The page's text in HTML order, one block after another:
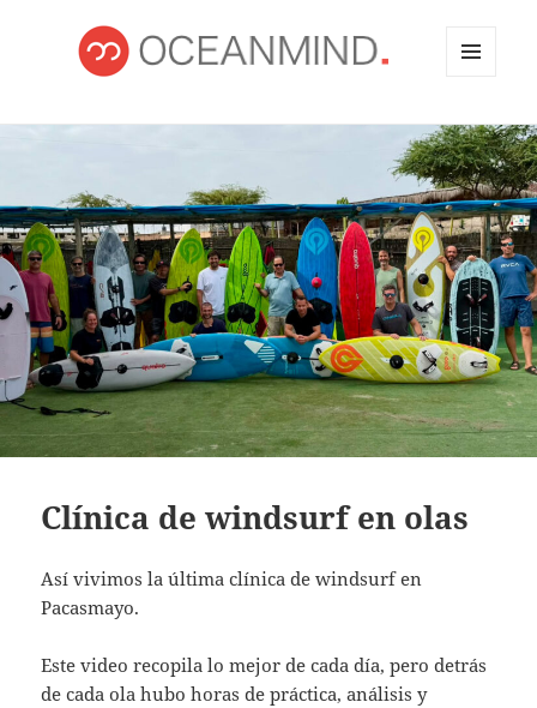
OCEANMIND
WIDGETS
Clínica de windsurf en olas
Así vivimos la última clínica de windsurf en
Pacasmayo.
Este video recopila lo mejor de cada día, pero detrás
de cada ola hubo horas de práctica, análisis y